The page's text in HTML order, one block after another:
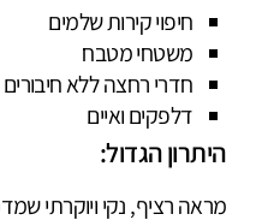
חיפוי קירות שלמים
משטחי מטבח
חדרי רחצה ללא
דלפקים ואיים
היתרון הגדול:
מראה רציף, נקי ויוקרתי